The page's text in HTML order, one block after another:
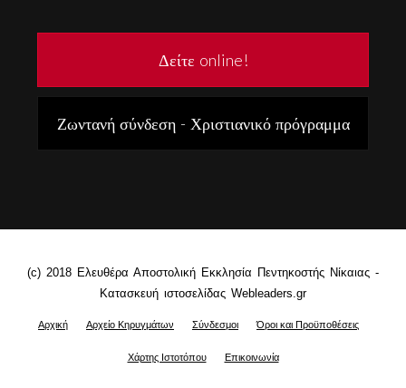
Δείτε online!
Ζωντανή σύνδεση - Χριστιανικό πρόγραμμα
(c) 2018 Ελευθέρα Αποστολική Εκκλησία Πεντηκοστής Νίκαιας -
Κατασκευή ιστοσελίδας Webleaders.gr
Αρχική Αρχείο Κηρυγμάτων Σύνδεσμοι Όροι και Προϋποθέσεις
Χάρτης Ιστοτόπου Επικοινωνία